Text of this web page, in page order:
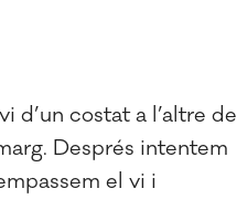
d’un costat a l’altre de
Després intentem
el vi i